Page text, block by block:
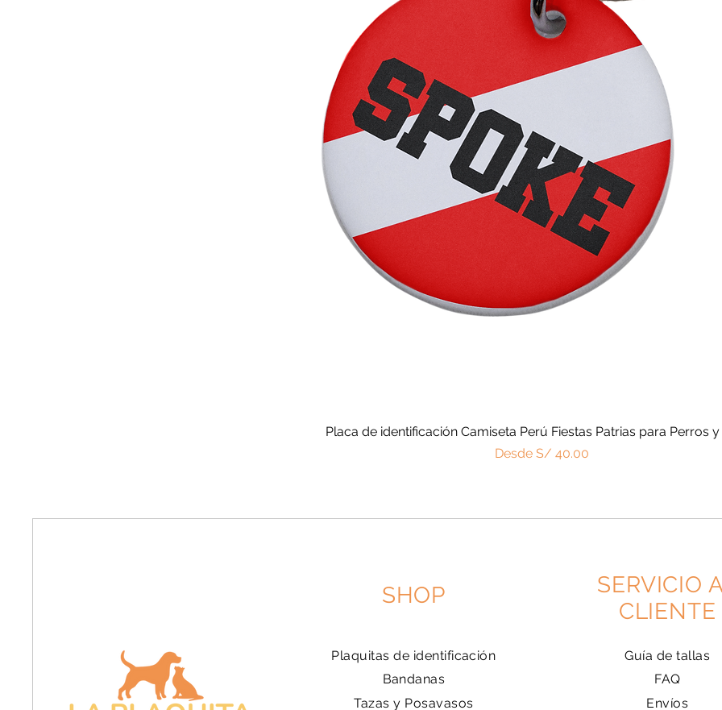
Vista rápida
Placa de identificación Camiseta Perú Fiestas Patrias para Perros
Desde S/ 40.00
Precio de oferta
SHOP
Plaquitas de identificación
Bandanas
Tazas y Posavasos
SERVICIO
CLIENTE
Guía de tallas
FAQ
Envíos